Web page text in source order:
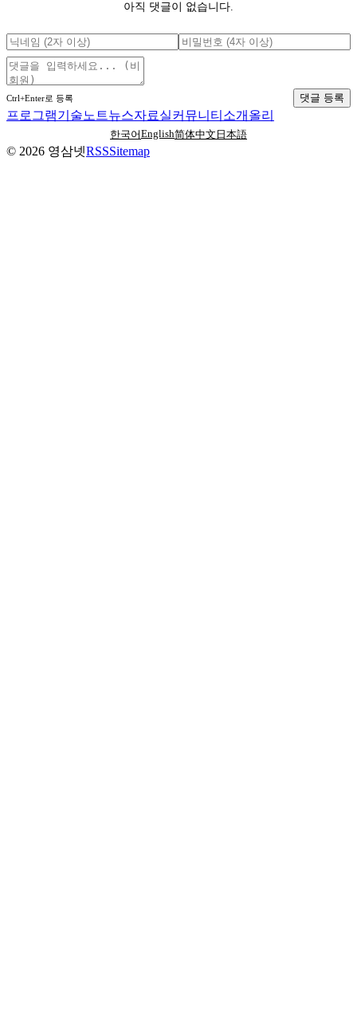
아직 댓글이 없습니다.
Ctrl+Enter로 등록 댓글 등록
프로그램기술노트뉴스자료실커뮤니티 소개 올리
한국어English简体中文 日本語
© 2026 영삼넷RSSSitemap